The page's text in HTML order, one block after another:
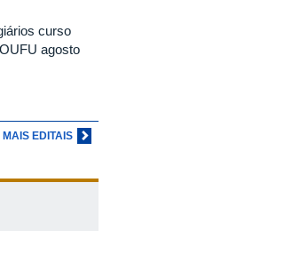
curso
agosto
EDITAIS